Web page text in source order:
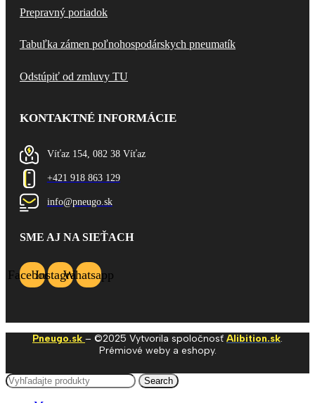
Prepravný poriadok
Tabuľka zámen poľnohospodárskych pneumatík
Odstúpiť od zmluvy TU
KONTAKTNÉ INFORMÁCIE
Víťaz 154, 082 38 Víťaz
+421 918 863 129
info@pneugo.sk
SME AJ NA SIEŤACH
FacebookInstagramWhatsapp
Pneugo.sk – ©2025 Vytvorila spoločnosť Alibition.sk.
Prémiové weby a eshopy.
Search